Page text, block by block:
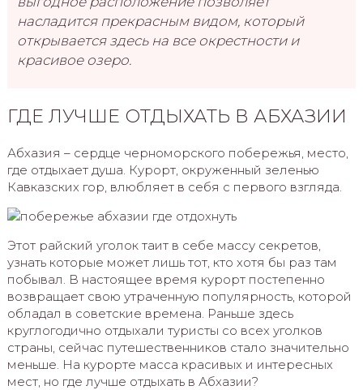
насладится прекрасным видом, который
открывается здесь на все окрестности и
красивое озеро.
ГДЕ ЛУЧШЕ ОТДЫХАТЬ В АБХАЗИИ
Абхазия – сердце черноморского побережья, место,
где отдыхает душа. Курорт, окруженный зеленью
Кавказских гор, влюбляет в себя с первого взгляда.
Этот райский уголок таит в себе массу секретов,
узнать которые может лишь тот, кто хотя бы раз там
побывал. В настоящее время курорт постепенно
возвращает свою утраченную популярность, которой
обладал в советские времена. Раньше здесь
круглогодично отдыхали туристы со всех уголков
страны, сейчас путешественников стало значительно
меньше. На курорте масса красивых и интересных
мест, но где лучше отдыхать в Абхазии?